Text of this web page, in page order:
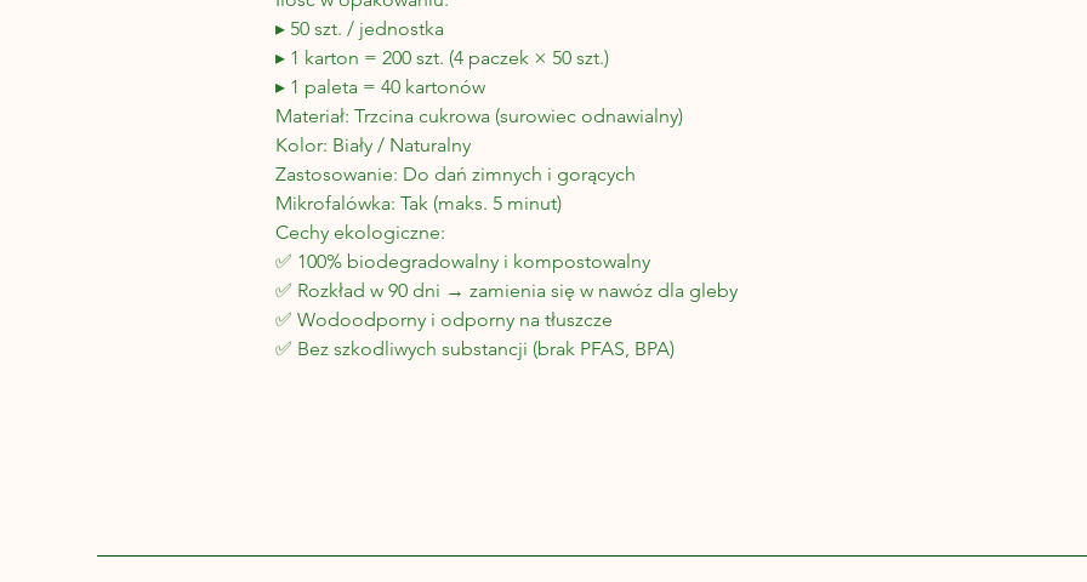
▸ 50 szt. / jednostka
▸ 1 karton = 200 szt. (4 paczek × 50 szt.)
▸ 1 paleta = 40 kartonów
Materiał: Trzcina cukrowa (surowiec odnawialny)
Kolor: Biały / Naturalny
Zastosowanie: Do dań zimnych i gorących
Mikrofalówka: Tak (maks. 5 minut)
Cechy ekologiczne:
✅ 100% biodegradowalny i kompostowalny
✅ Rozkład w 90 dni → zamienia się w nawóz dla gleby
✅ Wodoodporny i odporny na tłuszcze
✅ Bez szkodliwych substancji (brak PFAS, BPA)